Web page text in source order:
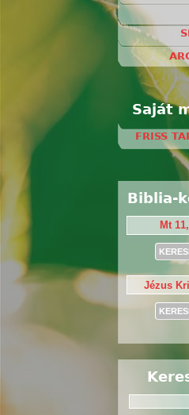
Saját
FRISS
Biblia-